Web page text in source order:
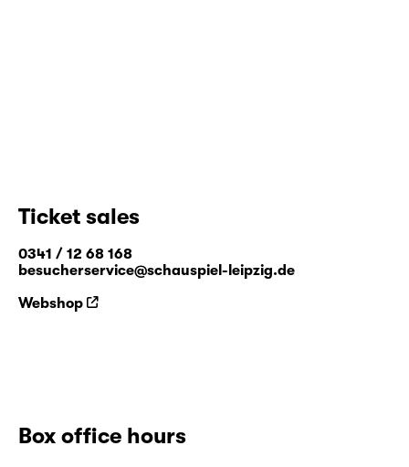
Ticket sales
0341 / 12 68 168
besucherservice@schauspiel-leipzig.de
Webshop
Box office hours